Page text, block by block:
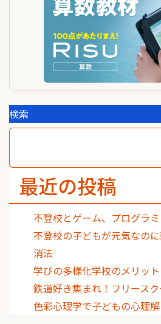
検索
最近の投稿
不登校とゲーム、プログラ
不登校の子どもが元気なの
消法
学びの多様化学校のメリッ
鉄道好き集まれ！フリース
色彩心理学で子どもの心理解